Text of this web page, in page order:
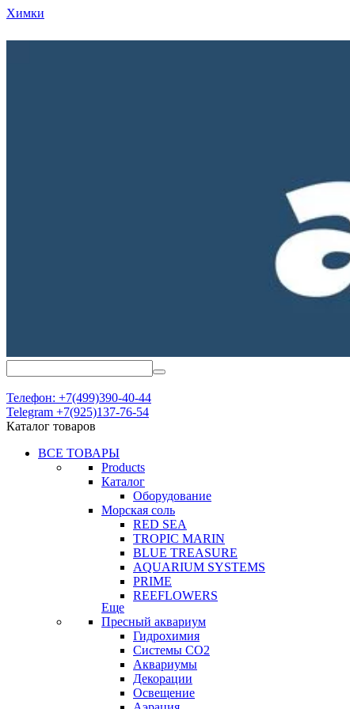
Химки
Телефон: +7(499)390-40-44
Telegram +7(925)137-76-54
Каталог товаров
ВСЕ ТОВАРЫ
Products
Каталог
Оборудование
Морская соль
RED SEA
TROPIC MARIN
BLUE TREASURE
AQUARIUM SYSTEMS
PRIME
REEFLOWERS
Еще
Пресный аквариум
Гидрохимия
Системы СО2
Аквариумы
Декорации
Освещение